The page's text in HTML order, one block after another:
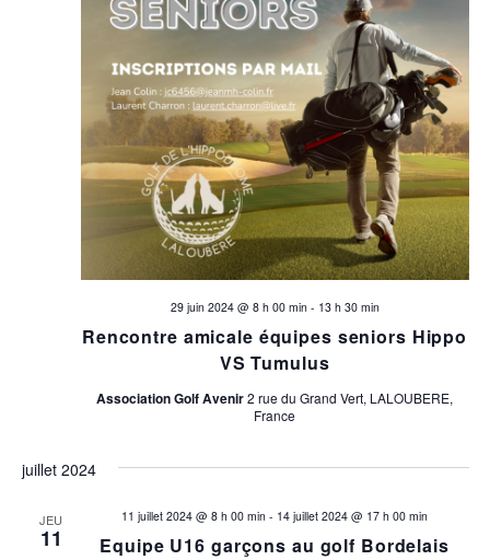
Rencontre amicale équipes seniors Hippo
VS Tumulus
29 juin 2024 @ 8 h 00 min- 13 h 30 min
Association Golf Avenir2 rue du Grand Vert, LALOUBERE,
France
juillet 2024
JEU
11 Equipe U16 garçons au golf Bordelais
11 juillet 2024 @ 8 h 00 min - 14 juillet 2024 @ 17 h 00 min